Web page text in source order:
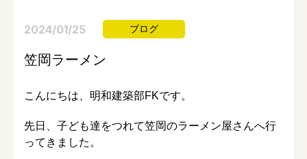
2024/01/25 ブログ
笠岡ラーメン
こんにちは、明和建築部FKです。
先日、子ども達をつれて笠岡のラーメン屋さんへ行
ってきました。